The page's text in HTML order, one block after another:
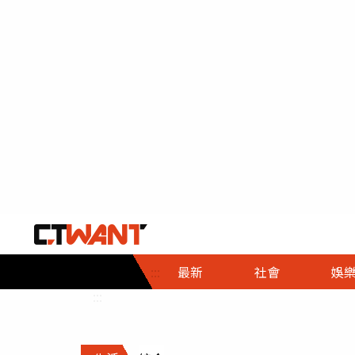
::: 最新 社會
社會首頁
時事
調查
娛樂
娛樂首頁
即時
財經首頁
熱線
政